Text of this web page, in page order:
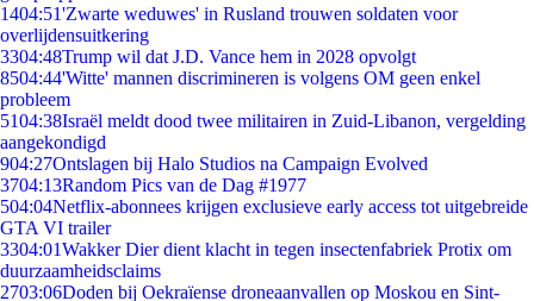
1404:51'Zwarte weduwes' in Rusland trouwen soldaten voor
overlijdensuitkering
3304:48Trump wil dat J.D. Vance hem in 2028 opvolgt
8504:44'Witte' mannen discrimineren is volgens OM geen enkel
probleem
5104:38Israël meldt dood twee militairen in Zuid-Libanon, vergelding
aangekondigd
904:27Ontslagen bij Halo Studios na Campaign Evolved
3704:13Random Pics van de Dag #1977
504:04Netflix-abonnees krijgen exclusieve early access tot uitgebreide
GTA VI trailer
3304:01Wakker Dier dient klacht in tegen insectenfabriek Protix om
duurzaamheidsclaims
2703:06Doden bij Oekraïense droneaanvallen op Moskou en Sint-